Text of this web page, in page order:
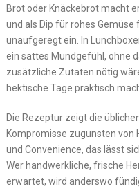
Brot oder Knäckebrot macht
und als Dip für rohes Gemüse
unaufgeregt ein. In
ein sattes Mundgefühl, ohne
zusätzliche Zutaten nötig
hektische Tage praktisch
Die Rezeptur zeigt die
Kompromisse zugunsten von
und Convenience, das lässt
Wer handwerkliche, frische
erwartet, wird anderswo